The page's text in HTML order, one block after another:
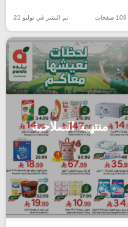
109 صفحات تم النشر في يوليو 22
منتهية الصلاحية